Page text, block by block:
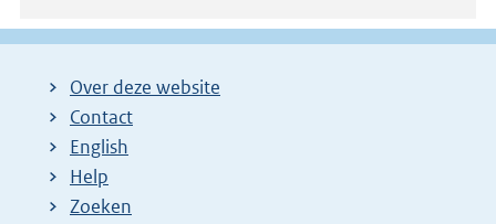
Over deze website
Contact
English
Help
Zoeken